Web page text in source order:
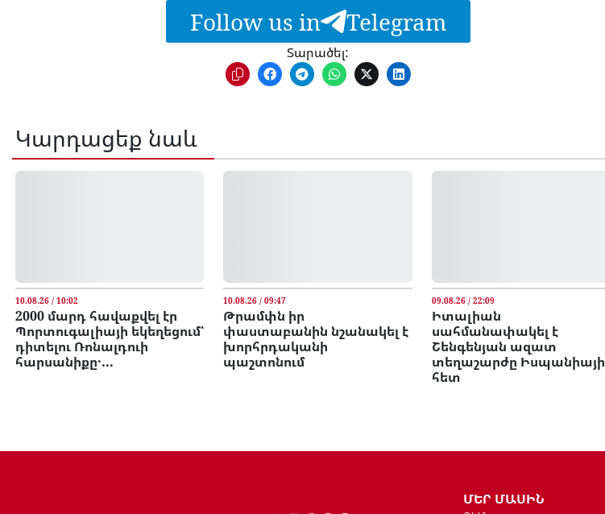
Follow us in Telegram
Տարածել:
Կարդացեք նաև
10.08.26 / 10:02
2000 մարդ հավաքվել էր
Պորտուգալիայի եկեղեցում՝
դիտելու Ռոնալդուի
հարսանիքը․...
10.08.26 / 09:47
Թրամփն իր
փաստաբանին նշանակել է
խորհրդականի
պաշտոնում
09.08.26 / 22:09
Իտալիան
սահմանափակել է
Շենգենյան ազատ
տեղաշարժը Իսպանիայի
հետ
ՄԵՐ ՄԱՍԻՆ